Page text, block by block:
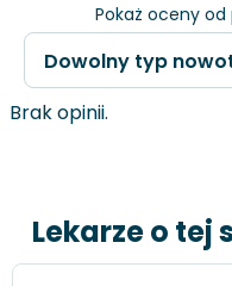
Pokaż oceny
Brak opinii.
Lekarze o tej